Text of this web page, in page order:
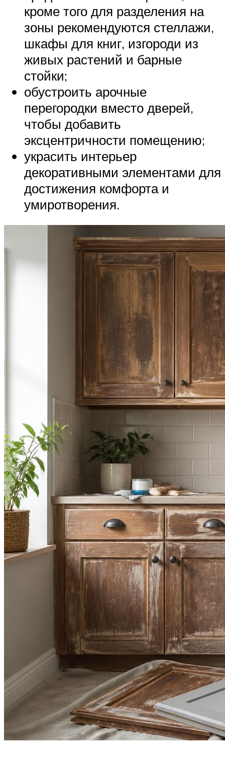
кроме того для разделения на
зоны рекомендуются стеллажи,
шкафы для книг, изгороди из
живых растений и барные
стойки;
обустроить арочные
перегородки вместо дверей,
чтобы добавить
эксцентричности помещению;
украсить интерьер
декоративными элементами для
достижения комфорта и
умиротворения.